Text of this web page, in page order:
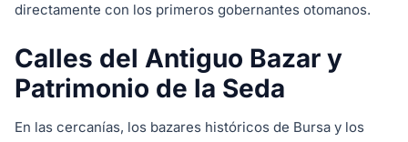
directamente con los primeros gobernantes otomanos.
Calles del Antiguo Bazar y
Patrimonio de la Seda
En las cercanías, los bazares históricos de Bursa y los